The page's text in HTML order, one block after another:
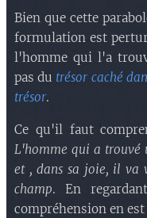
Bien que cette
formulation est
l'homme qui l'a
pas du trésor caché
trésor.
Ce qu'il faut
L'homme qui a trouvé
et , dans sa joie, il va
champ. En
compréhension en